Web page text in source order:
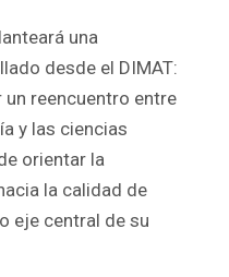
una
desde el DIMAT:
reencuentro entre
y las ciencias
orientar la
la calidad de
eje central de su